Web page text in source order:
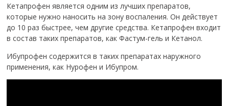
Кетапрофен является одним из лучших препаратов,
которые нужно наносить на зону воспаления. Он действует
до 10 раз быстрее, чем другие средства. Кетапрофен входит
в состав таких препаратов, как Фастум-гель и Кетанол.
Ибупрофен содержится в таких препаратах наружного
применения, как Нурофен и Ибупром.